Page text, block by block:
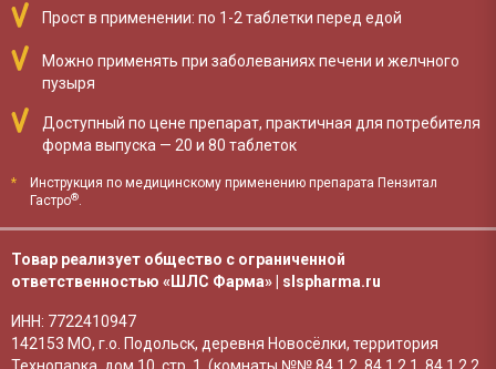
Прост в применении: по 1-2 таблетки перед едой
Можно применять при заболеваниях печени и желчного
пузыря
Доступный по цене препарат, практичная для потребителя
форма выпуска — 20 и 80 таблеток
*
Инструкция по медицинскому применению препарата Пензитал
Гастро®.
Товар реализует общество с ограниченной
ответственностью «ШЛС Фарма» slspharma.ru
ИНН: 7722410947
142153 МО, г.о. Подольск, деревня Новосёлки, территория